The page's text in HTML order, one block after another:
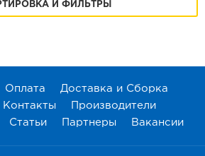
И ФИЛЬТРЫ
Оплата
Доставка и Сборка
Контакты
Производители
Статьи Партнеры Вакансии